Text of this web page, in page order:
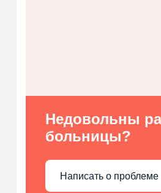
Недовольны
больницы?
Написать о проблеме